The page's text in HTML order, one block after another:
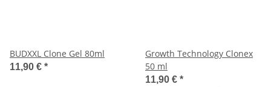
BUDXXL Clone Gel 80ml
11,90 € *
Growth Technology Clonex
50 ml
11,90 € *